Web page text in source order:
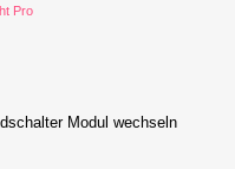
Pro
Modul wechseln